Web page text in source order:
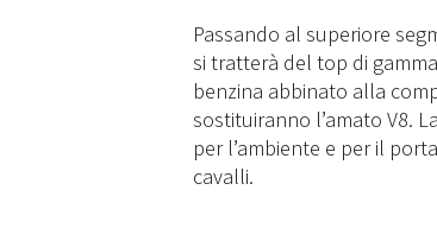
Passando al superiore
si tratterà del top di
benzina abbinato alla
sostituiranno l’amato V8.
per l’ambiente e per il
cavalli.